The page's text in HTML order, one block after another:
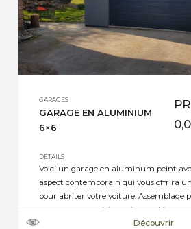
GARAGES
GARAGE EN ALUMINIUM
6×6
DÉTAILS
Voici un garage en aluminum peint
aspect contemporain qui vous offrira
pour abriter votre voiture. Assemblage
panneaux complets contre-ventés avec
45x70mm, pré-assemblé avec ossature
Découvrir